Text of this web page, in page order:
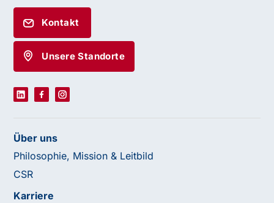
Kontakt
Unsere Standorte
Über uns
Philosophie, Mission & Leitbild
CSR
Karriere